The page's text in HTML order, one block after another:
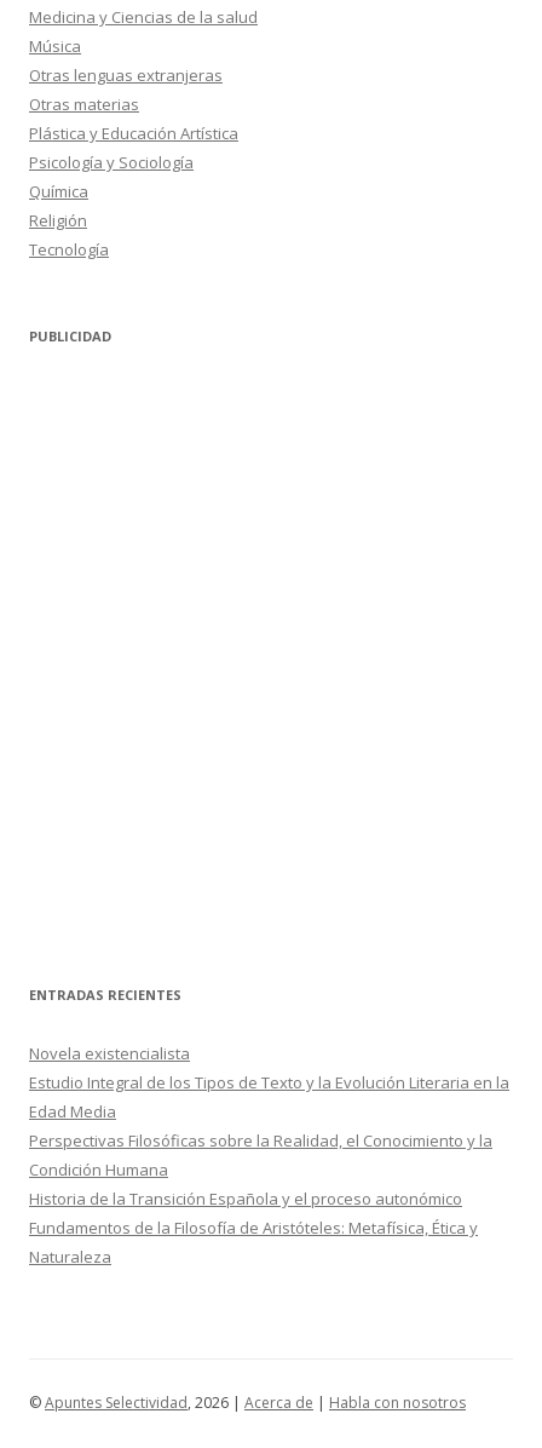
Medicina y Ciencias de la salud
Música
Otras lenguas extranjeras
Otras materias
Plástica y Educación Artística
Psicología y Sociología
Química
Religión
Tecnología
PUBLICIDAD
ENTRADAS RECIENTES
Novela existencialista
Estudio Integral de los Tipos de Texto y la Evolución Literaria en la
Edad Media
Perspectivas Filosóficas sobre la Realidad, el Conocimiento y la
Condición Humana
Historia de la Transición Española y el proceso autonómico
Fundamentos de la Filosofía de Aristóteles: Metafísica, Ética y
Naturaleza
©Apuntes Selectividad, 2026 | Acerca de | Habla con nosotros